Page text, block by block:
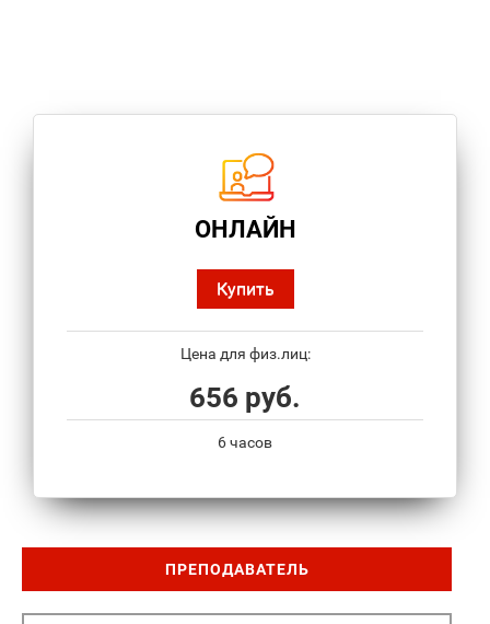
ОНЛАЙН
Купить
Цена для физ.лиц:
656 руб.
6 часов
ПРЕПОДАВАТЕЛЬ